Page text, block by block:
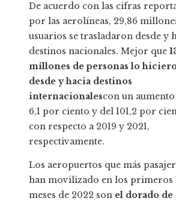
De acuerdo con las cifras
por las aerolíneas, 29,86
usuarios se trasladaron desde y
destinos nacionales. Mejor que
millones de personas lo
desde y hacia destinos
internacionalescon un
6,1 por ciento y del 101,2 por
con respecto a 2019 y 2021,
respectivamente.
Los aeropuertos que más
han movilizado en los primeros
meses de 2022 son el dorado de